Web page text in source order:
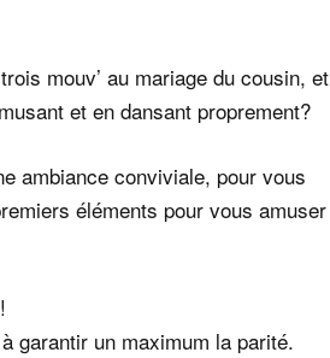
mouv’ au mariage du cousin, et
et en dansant proprement?
ambiance conviviale, pour vous
éléments pour vous amuser
garantir un maximum la parité.